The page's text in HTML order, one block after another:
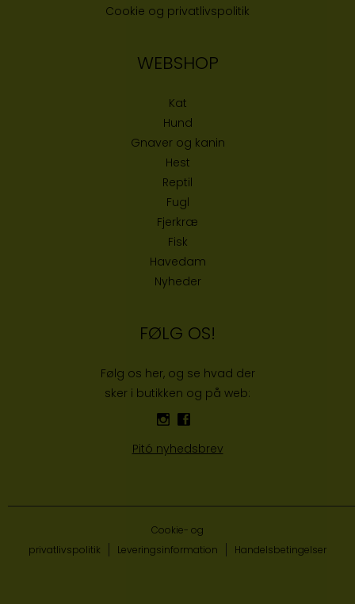
Cookie og privatlivspolitik
WEBSHOP
Kat
Hund
Gnaver og kanin
Hest
Reptil
Fugl
Fjerkræ
Fisk
Havedam
Nyheder
FØLG OS!
Følg os her, og se hvad der
sker i butikken og på web:
Pitó nyhedsbrev
Cookie- og
privatlivspolitik
Leveringsinformation Handelsbetingelser